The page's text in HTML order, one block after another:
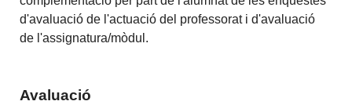
d'avaluació de l'actuació del professorat i d'avaluació
de l'assignatura/mòdul.
Avaluació